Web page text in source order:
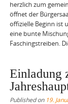
herzlich zum
öffnet der
offizielle Beginn ist
eine bunte
Faschingstreiben.
Einladung
Published on 19.